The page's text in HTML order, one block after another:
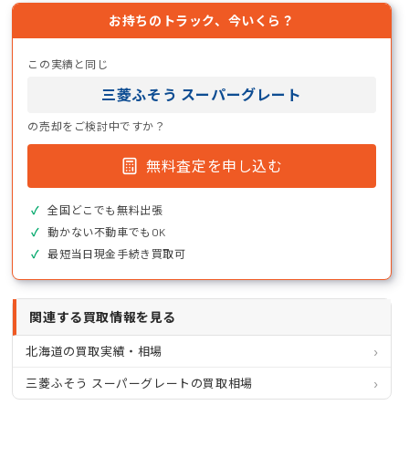
お持ちのトラック、今いくら？
この実績と同じ
三菱ふそう スーパーグレート
の売却をご検討中ですか？
無料査定を申し込む
全国どこでも無料出張
動かない不動車でもOK
最短当日現金手続き買取可
関連する買取情報を見る
北海道の買取実績・相場
三菱ふそう スーパーグレートの買取相場